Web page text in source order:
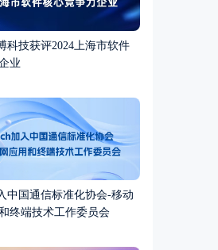
科技获评2024上海市软件
业
中国通信标准化协会-移动
终端技术工作委员会